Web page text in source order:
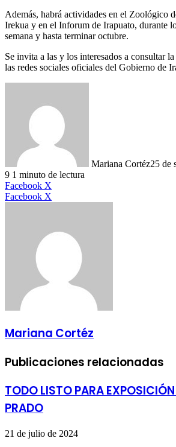
Además, habrá actividades en el Zoológico
Irekua y en el Inforum de Irapuato, durante
semana y hasta terminar octubre.
Se invita a las y los interesados a consultar
las redes sociales oficiales del Gobierno de
Mariana Cortéz25 de
9 1 minuto de lectura
Facebook X
Facebook X
Mariana Cortéz
Publicaciones relacionadas
TODO LISTO PARA EXPOSICIÓN
PRADO
21 de julio de 2024